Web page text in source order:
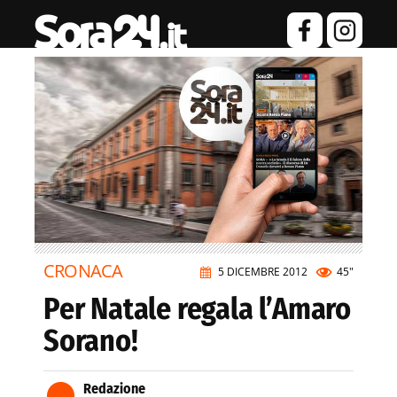
5 DICEMBRE 2012 45"
CRONACA
Per Natale regala l’Amaro
Sorano!
Redazione